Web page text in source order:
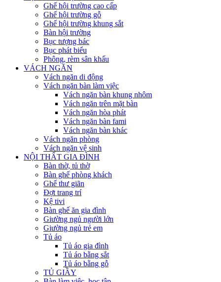
Ghế hội trường cao cấp
Ghế hội trường gỗ
Ghế hội trường khung sắt
Bàn hội trường
Bục tượng bác
Bục phát biểu
Phông, rèm sân khấu
VÁCH NGĂN
Vách ngăn di động
Vách ngăn bàn làm việc
Vách ngăn bàn khung nhôm
Vách ngăn trên mặt bàn
Vách ngăn hòa phát
Vách ngăn bàn fami
Vách ngăn bàn khác
Vách ngăn phòng
Vách ngăn vệ sinh
NỘI THẤT GIA ĐÌNH
Bàn thờ, tủ thờ
Bàn ghế phòng khách
Ghế thư giãn
Đợt trang trí
Kệ tivi
Bàn ghế ăn gia đình
Giường ngủ người lớn
Giường ngủ trẻ em
Tủ áo
Tủ áo gia đình
Tủ áo bằng sắt
Tủ áo bằng gỗ
TỦ GIẦY